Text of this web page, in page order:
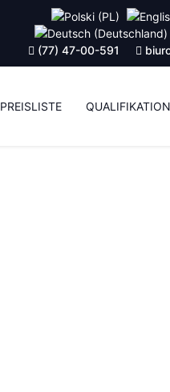
(77) 47-00-591
PREISLISTE